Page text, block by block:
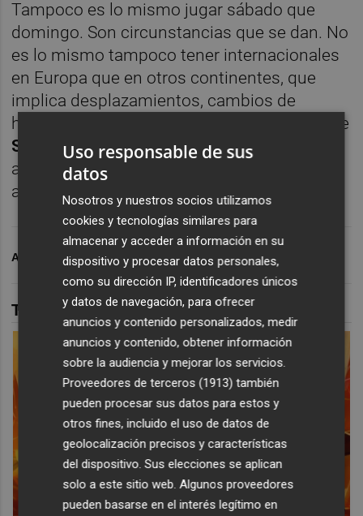
Tampoco es lo mismo jugar sábado que
domingo. Son circunstancias que se dan. No
es lo mismo tampoco tener internacionales
en Europa que en otros continentes, que
implica desplazamientos, cambios de
horarios… Tenemos jugadores de
, de
Sudáfrica, uno deUruguay… Tenemos que
adaptarnos a eso. Tenemos una plantilla
amplia".
ARCHIVADO EN VILLARREAL CF
TAMBIÉN TE PUEDE INTERESAR
Uso responsable de sus
datos
Nosotros y nuestros socios utilizamos
cookies y tecnologías similares para
almacenar y acceder a información en su
dispositivo y procesar datos personales,
como su dirección IP, identificadores únicos
y datos de navegación, para ofrecer
anuncios y contenido personalizados, medir
anuncios y contenido, obtener información
sobre la audiencia y mejorar los servicios.
Proveedores de terceros (1913) también
pueden procesar sus datos para estos y
otros fines, incluido el uso de datos de
geolocalización precisos y características
del dispositivo. Sus elecciones se aplican
solo a este sitio web. Algunos proveedores
pueden basarse en el interés legítimo en